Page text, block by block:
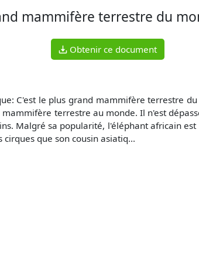
mammifère terrestre du
Obtenir ce document
C'est le plus grand mammifère terrestre
terrestre au monde. Il n'est
Malgré sa popularité, l'éléphant africain
cirques que son cousin asiatiq...